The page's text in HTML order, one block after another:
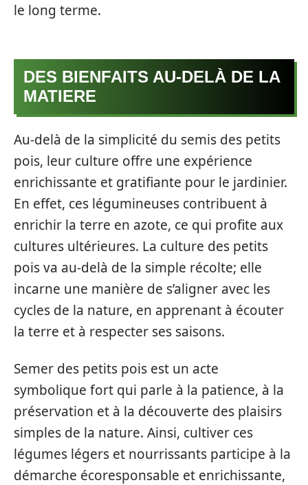
le long terme.
DES BIENFAITS AU-DELÀ DE LA
MATIERE
Au-delà de la simplicité du semis des petits
pois, leur culture offre une expérience
enrichissante et gratifiante pour le jardinier.
En effet, ces légumineuses contribuent à
enrichir la terre en azote, ce qui profite aux
cultures ultérieures. La culture des petits
pois va au-delà de la simple récolte; elle
incarne une manière de s’aligner avec les
cycles de la nature, en apprenant à écouter
la terre et à respecter ses saisons.
Semer des petits pois est un acte
symbolique fort qui parle à la patience, à la
préservation et à la découverte des plaisirs
simples de la nature. Ainsi, cultiver ces
légumes légers et nourrissants participe à la
démarche écoresponsable et enrichissante,